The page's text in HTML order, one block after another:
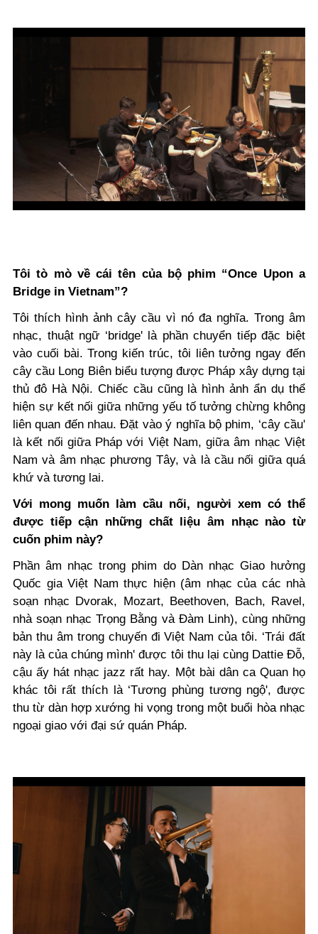
Tôi tò mò về cái tên của bộ phim “Once Upon a
Bridge in Vietnam”?
Tôi thích hình ảnh cây cầu vì nó đa nghĩa. Trong âm
nhạc, thuật ngữ ‘bridge' là phần chuyển tiếp đặc biệt
vào cuối bài. Trong kiến trúc, tôi liên tưởng ngay đến
cây cầu Long Biên biểu tượng được Pháp xây dựng tại
thủ đô Hà Nội. Chiếc cầu cũng là hình ảnh ẩn dụ thể
hiện sự kết nối giữa những yếu tố tưởng chừng không
liên quan đến nhau. Đặt vào ý nghĩa bộ phim, ‘cây cầu'
là kết nối giữa Pháp với Việt Nam, giữa âm nhạc Việt
Nam và âm nhạc phương Tây, và là cầu nối giữa quá
khứ và tương lai.
Với mong muốn làm cầu nối, người xem có thể
được tiếp cận những chất liệu âm nhạc nào từ
cuốn phim này?
Phần âm nhạc trong phim do Dàn nhạc Giao hưởng
Quốc gia Việt Nam thực hiện (âm nhạc của các nhà
soạn nhạc Dvorak, Mozart, Beethoven, Bach, Ravel,
nhà soạn nhạc Trọng Bằng và Đàm Linh), cùng những
bản thu âm trong chuyến đi Việt Nam của tôi. ‘Trái đất
này là của chúng mình' được tôi thu lại cùng Dattie Đỗ,
cậu ấy hát nhạc jazz rất hay. Một bài dân ca Quan họ
khác tôi rất thích là ‘Tương phùng tương ngộ', được
thu từ dàn hợp xướng hi vọng trong một buổi hòa nhạc
ngoại giao với đại sứ quán Pháp.